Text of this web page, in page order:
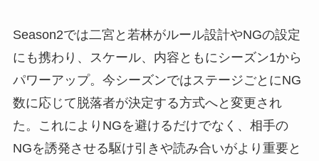
Season2では二宮と若林がルール設計やNGの設定
にも携わり、スケール、内容ともにシーズン1から
パワーアップ。今シーズンではステージごとにNG
数に応じて脱落者が決定する方式へと変更され
た。これによりNGを避けるだけでなく、相手の
NGを誘発させる駆け引きや読み合いがより重要と